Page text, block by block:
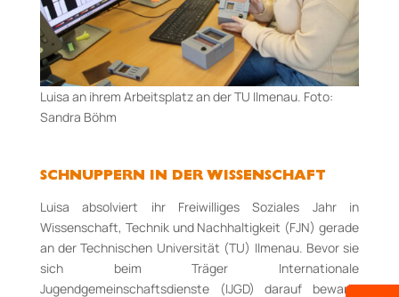
Luisa an ihrem Arbeitsplatz an der TU Ilmenau. Foto:
Sandra Böhm
SCHNUPPERN IN DER WISSENSCHAFT
Luisa absolviert ihr Freiwilliges Soziales Jahr in
Wissenschaft, Technik und Nachhaltigkeit (FJN) gerade
an der Technischen Universität (TU) Ilmenau. Bevor sie
sich beim Träger Internationale
Jugendgemeinschaftsdienste (IJGD) darauf bewarb,